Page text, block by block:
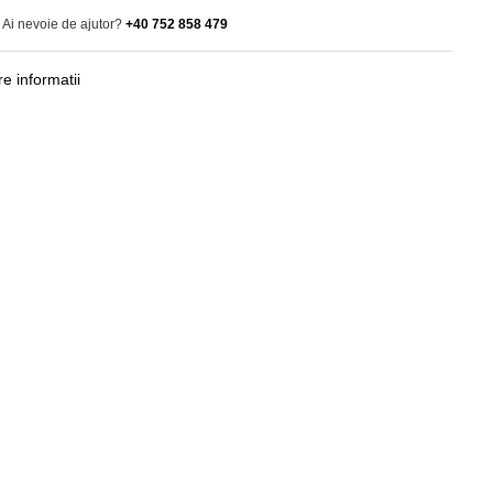
Ai nevoie de ajutor? +40 752 858 479
informatii